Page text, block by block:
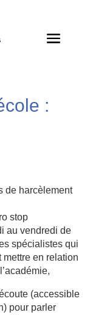
:
de harcèlement
stop
au vendredi de
spécialistes qui
en relation
(accessible
pour parler